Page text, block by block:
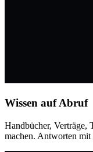
Wissen auf Abruf
Handbücher, Verträge,
machen. Antworten mit